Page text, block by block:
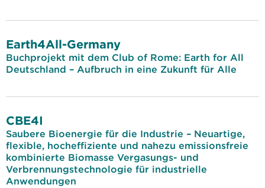
Earth4All-Germany
Buchprojekt mit dem Club of Rome: Earth for All
Deutschland – Aufbruch in eine Zukunft für Alle
CBE4I
Saubere Bioenergie für die Industrie – Neuartige,
flexible, hocheffiziente und nahezu emissionsfreie
kombinierte Biomasse Vergasungs- und
Verbrennungstechnologie für industrielle
Anwendungen